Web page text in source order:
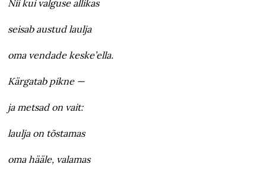
Nii kui valguse allikas
seisab austud laulja
oma vendade keske’ella.
Kärgatab pikne —
ja metsad on vait:
laulja on tõstamas
oma hääle, valamas